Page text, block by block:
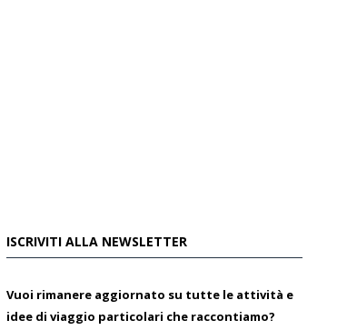
ISCRIVITI ALLA NEWSLETTER
Vuoi rimanere aggiornato su tutte le attività e
idee di viaggio particolari che raccontiamo?